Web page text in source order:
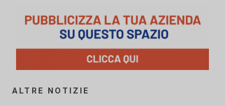
ALTRE NOTIZIE